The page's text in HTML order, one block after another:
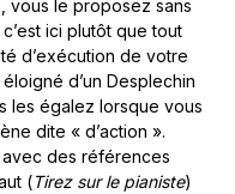
vous le proposez sans
ici plutôt que tout
d’exécution de votre
d’un Desplechin
les égalez lorsque vous
dite « d’action ».
des références
(Tirez sur le pianiste)